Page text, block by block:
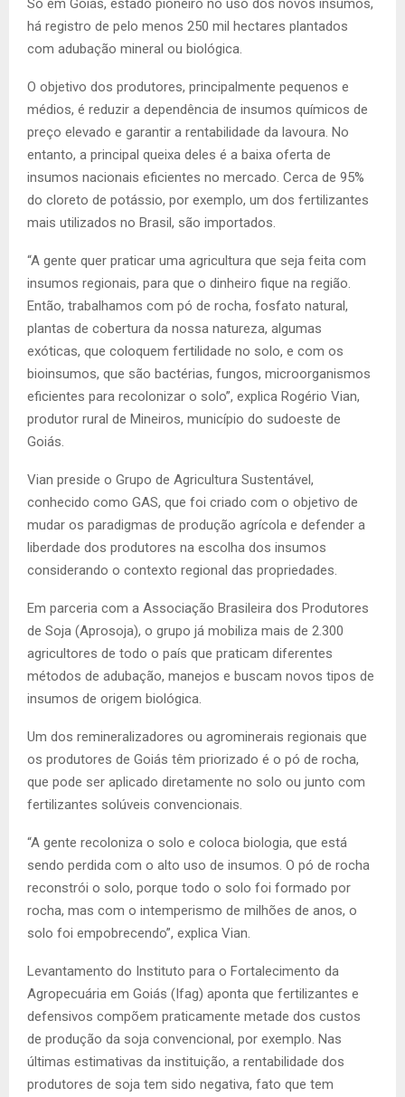
há registro de pelo menos 250 mil hectares plantados
com adubação mineral ou biológica.
O objetivo dos produtores, principalmente pequenos e
médios, é reduzir a dependência de insumos químicos de
preço elevado e garantir a rentabilidade da lavoura. No
entanto, a principal queixa deles é a baixa oferta de
insumos nacionais eficientes no mercado. Cerca de 95%
do cloreto de potássio, por exemplo, um dos fertilizantes
mais utilizados no Brasil, são importados.
“A gente quer praticar uma agricultura que seja feita com
insumos regionais, para que o dinheiro fique na região.
Então, trabalhamos com pó de rocha, fosfato natural,
plantas de cobertura da nossa natureza, algumas
exóticas, que coloquem fertilidade no solo, e com os
bioinsumos, que são bactérias, fungos, microorganismos
eficientes para recolonizar o solo”, explica Rogério Vian,
produtor rural de Mineiros, município do sudoeste de
Goiás.
Vian preside o Grupo de Agricultura Sustentável,
conhecido como GAS, que foi criado com o objetivo de
mudar os paradigmas de produção agrícola e defender a
liberdade dos produtores na escolha dos insumos
considerando o contexto regional das propriedades.
Em parceria com a Associação Brasileira dos Produtores
de Soja (Aprosoja), o grupo já mobiliza mais de 2.300
agricultores de todo o país que praticam diferentes
métodos de adubação, manejos e buscam novos tipos de
insumos de origem biológica.
Um dos remineralizadores ou agrominerais regionais que
os produtores de Goiás têm priorizado é o pó de rocha,
que pode ser aplicado diretamente no solo ou junto com
fertilizantes solúveis convencionais.
“A gente recoloniza o solo e coloca biologia, que está
sendo perdida com o alto uso de insumos. O pó de rocha
reconstrói o solo, porque todo o solo foi formado por
rocha, mas com o intemperismo de milhões de anos, o
solo foi empobrecendo”, explica Vian.
Levantamento do Instituto para o Fortalecimento da
Agropecuária em Goiás (Ifag) aponta que fertilizantes e
defensivos compõem praticamente metade dos custos
de produção da soja convencional, por exemplo. Nas
últimas estimativas da instituição, a rentabilidade dos
produtores de soja tem sido negativa, fato que tem